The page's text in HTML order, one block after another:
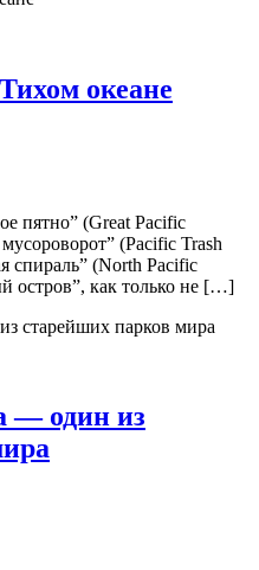
океане
пятно” (Great Pacific
(Pacific Trash
спираль” (North Pacific
остров”, как только не […]
— один из